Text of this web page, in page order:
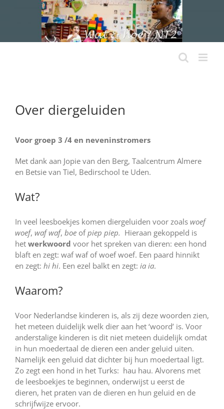
Over diergeluiden
Voor groep 3 /4 en neveninstromers
Met dank aan Jopie van den Berg, Taalcentrum Almere
en Betsie van Tiel, Bedirschool te Uden.
Wat?
In veel leesboekjes komen diergeluiden voor zoals woef
woef, waf waf, boe ofpiep piep. Hieraan gekoppeld is
het werkwoord voor het spreken van dieren: een hond
blaft en zegt: waf waf of woef woef. Een paard hinnikt
en zegt: hi hi. Een ezel balkt en zegt: ia ia.
Waarom?
Voor Nederlandse kinderen is, als zij deze woorden zien,
het meteen duidelijk welk dier aan het ‘woord’ is. Voor
anderstalige kinderen is dit niet meteen duidelijk omdat
in hun moedertaal de dieren een ander geluid uiten.
Namelijk een geluid dat dichter bij hun moedertaal ligt.
Zo zegt een hond in het Turks: hau hau. Alvorens met
de leesboekjes te beginnen, onderwijst u eerst de
dieren, het praten van de dieren en hun geluid en de
schrijfwijze ervoor.